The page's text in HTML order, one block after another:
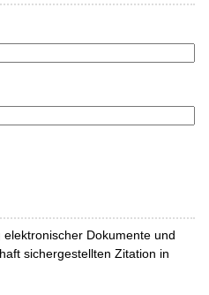
Dokumente und
sichergestellten Zitation in